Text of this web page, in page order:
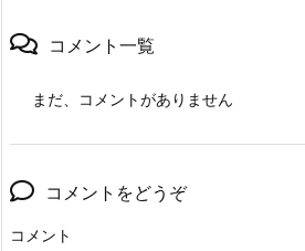
コメント一覧
まだ、コメントがありません
コメントをどうぞ
コメント